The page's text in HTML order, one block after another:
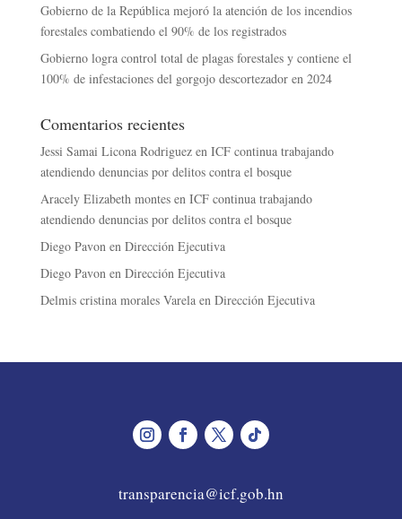
Gobierno de la República mejoró la atención de los incendios
forestales combatiendo el 90% de los registrados
Gobierno logra control total de plagas forestales y contiene el
100% de infestaciones del gorgojo descortezador en 2024
Comentarios recientes
Jessi Samai Licona Rodriguezen ICF continua trabajando
atendiendo denuncias por delitos contra el bosque
Aracely Elizabeth montesen ICF continua trabajando
atendiendo denuncias por delitos contra el bosque
Diego Pavon en Dirección Ejecutiva
Diego Pavon en Dirección Ejecutiva
Delmis cristina morales Varelaen Dirección Ejecutiva
transparencia@icf.gob.hn